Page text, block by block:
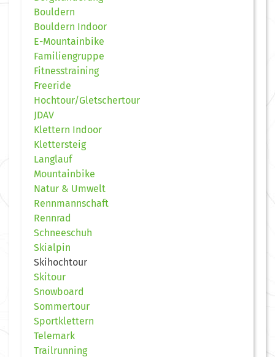
Bouldern
Bouldern Indoor
E-Mountainbike
Familiengruppe
Fitnesstraining
Freeride
Hochtour/Gletschertour
JDAV
Klettern Indoor
Klettersteig
Langlauf
Mountainbike
Natur & Umwelt
Rennmannschaft
Rennrad
Schneeschuh
Skialpin
Skihochtour
Skitour
Snowboard
Sommertour
Sportklettern
Telemark
Trailrunning